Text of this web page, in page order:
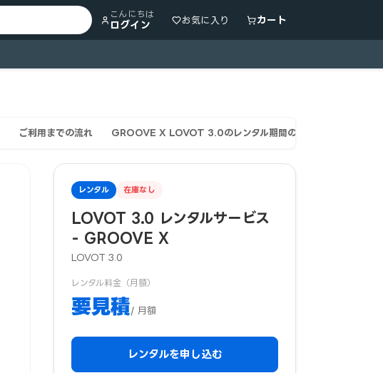
こんにちは
ログイン お気に入り カート
ご利用までの流れ GROOVE X LOVOT 3.0のレンタル期間の使い分け
レンタル 在庫なし
LOVOT 3.0 レンタルサービス
- GROOVE X
LOVOT 3.0
レンタル料金（月額）
要見積/ 月額
レンタルを申し込む